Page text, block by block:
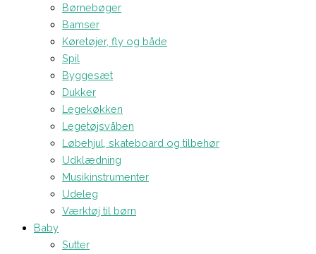
Børnebøger
Bamser
Køretøjer, fly og både
Spil
Byggesæt
Dukker
Legekøkken
Legetøjsvåben
Løbehjul, skateboard og tilbehør
Udklædning
Musikinstrumenter
Udeleg
Værktøj til børn
Baby
Sutter